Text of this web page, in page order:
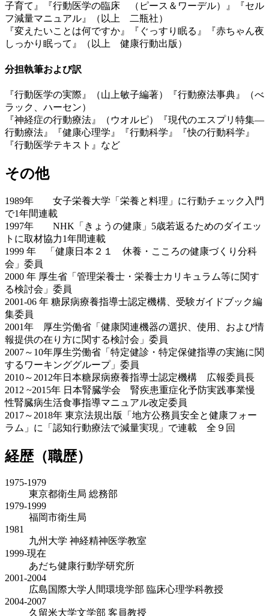
子育て』『行動医学の臨床 （ピース＆ワーデル）』『セル
フ減量マニュアル』（以上 二瓶社）
『変えたいことは何ですか』『ぐっすり眠る』『赤ちゃん夜
しっかり眠って』（以上 健康行動出版）
分担執筆および訳
『行動医学の実際』（山上敏子編著）『行動療法事典』（べ
ラック、ハーセン）
『神経症の行動療法』（ウオルピ）『現代のエスプリ特集―
行動療法』『健康心理学』『行動科学』『快の行動科学』
『行動医学テキスト』など
その他
1989年 女子栄養大学「栄養と料理」に行動チェック入門
で1年間連載
1997年 NHK「きょうの健康」5歳若返るためのダイエッ
トに取材協力1年間連載
1999 年 「健康日本２１ 休養・こころの健康づくり分科
会」委員
2000 年 厚生省「管理栄養士・栄養士カリキュラム等に関す
る検討会」委員
2001-06 年 糖尿病療養指導士認定機構、受験ガイドブック編
集委員
2001年 厚生労働省「健康関連機器の選択、使用、および情
報提供の在り方に関する検討会」委員
2007～10年厚生労働省「特定健診・特定保健指導の実施に関
するワーキンググループ」委員
2010～2012年日本糖尿病療養指導士認定機構 広報委員長
2012 ~2015年 日本腎臓学会 腎疾患重症化予防実践事業慢
性腎臓病生活食事指導マニュアル改定委員
2017～2018年 東京法規出版「地方公務員安全と健康フォー
ラム」に「認知行動療法で減量実現」で連載 全９回
経歴（職歴）
1975-1979
東京都衛生局 総務部
1979-1999
福岡市衛生局
1981
九州大学 神経精神医学教室
1999-現在
あだち健康行動学研究所
2001-2004
広島国際大学人間環境学部 臨床心理学科教授
2004-2007
久留米大学文学部 客員教授